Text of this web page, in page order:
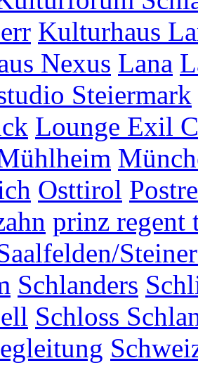
Kulturhaus
Nexus Lana
Steiermark
Lounge Exil
Osttirol
prinz regent
Schlanders
Schloss